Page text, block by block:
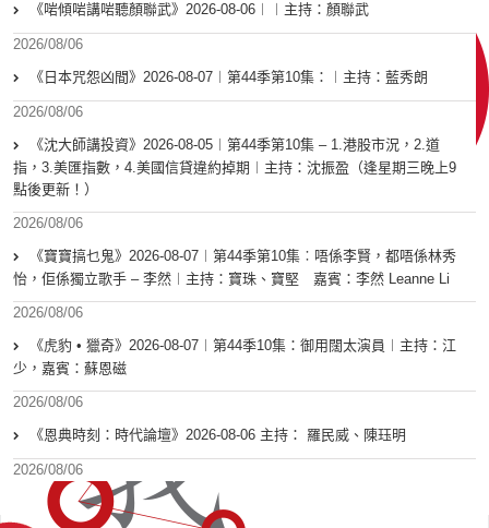
《啱傾啱講啱聽顏聯武》2026-08-06︱︱主持：顏聯武
2026/08/06
《日本咒怨凶間》2026-08-07︱第44季第10集：︱主持：藍秀朗
2026/08/06
《沈大師講投資》2026-08-05︱第44季第10集 – 1.港股市況，2.道
指，3.美匯指數，4.美國信貸違約掉期︱主持：沈振盈（逢星期三晚上9
點後更新！）
2026/08/06
《寶寶搞乜鬼》2026-08-07︱第44季第10集︰唔係李賢，都唔係林秀
怡，佢係獨立歌手 – 李然︱主持：寶珠、寶堅 嘉賓：李然 Leanne Li
2026/08/06
《虎豹 • 獵奇》2026-08-07︱第44季10集：御用闊太演員︱主持：江
少，嘉賓：蘇恩磁
2026/08/06
《恩典時刻：時代論壇》2026-08-06 主持： 羅民威、陳珏明
2026/08/06